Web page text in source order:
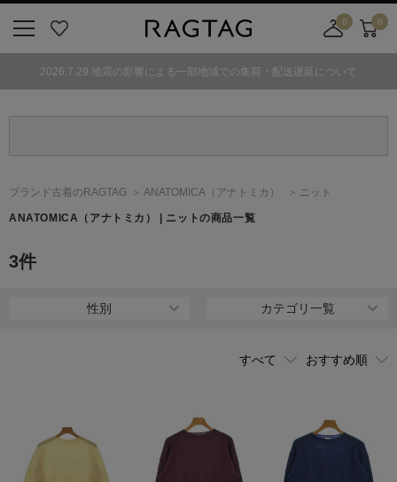
気
0
舗
カ
ト
0
2026.7.29 地震の影響による一部地域での集荷・配送遅延について
ブランド古着のRAGTAG ANATOMICA （アナトミカ） ニット
ANATOMICA （アナトミカ） | ニットの商品一覧
3件
性別 カテゴリ一覧